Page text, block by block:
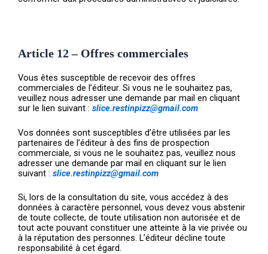
Article 12 – Offres commerciales
Vous êtes susceptible de recevoir des offres
commerciales de l’éditeur. Si vous ne le souhaitez pas,
veuillez nous adresser une demande par mail en cliquant
sur le lien suivant : slice.restinpizz@gmail.com
Vos données sont susceptibles d’être utilisées par les
partenaires de l’éditeur à des fins de prospection
commerciale, si vous ne le souhaitez pas, veuillez nous
adresser une demande par mail en cliquant sur le lien
suivant : slice.restinpizz@gmail.com
Si, lors de la consultation du site, vous accédez à des
données à caractère personnel, vous devez vous abstenir
de toute collecte, de toute utilisation non autorisée et de
tout acte pouvant constituer une atteinte à la vie privée ou
à la réputation des personnes. L’éditeur décline toute
responsabilité à cet égard.